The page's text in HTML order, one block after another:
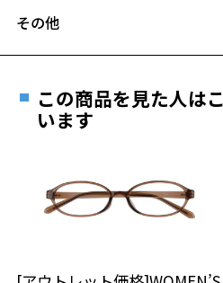
安心1 フレーム１年間品
きます。
※保証期間内に交換が行われた場合
安心2 視力測定無料
その他
ご希望のお客さまは、「レンズ
最寄りのZoff実店舗にてレンズ
※サングラスやパッケージ品では
談ください。
この商品を見た人は
います